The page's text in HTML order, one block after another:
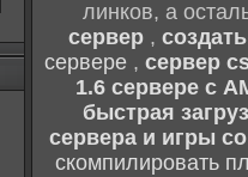
линков, а
сервер ,
сервере ,сервер
1.6 сервере с
быстрая
сервера и игры
скомпилировать